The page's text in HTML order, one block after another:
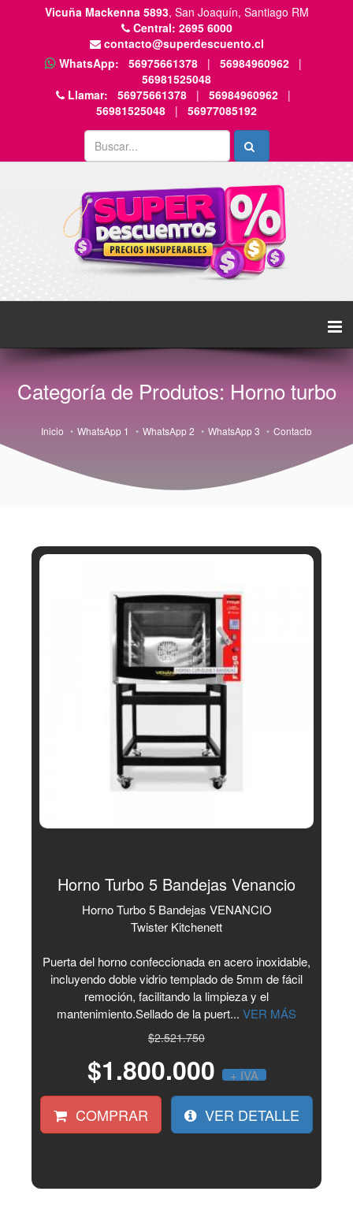
Vicuña Mackenna 5893, San Joaquín, Santiago RM
Central: 2695 6000
contacto@superdescuento.cl
WhatsApp:
56975661378 | 56984960962
|
56981525048
Llamar:
56975661378 | 56984960962
|
56981525048
| 56977085192
Categoría de Produtos: Horno turbo
Inicio WhatsApp 1 WhatsApp 2 WhatsApp 3 Contacto
Horno Turbo 5 Bandejas Venancio
Horno Turbo 5 Bandejas VENANCIO
Twister Kitchenett
Puerta del horno confeccionada en acero inoxidable,
incluyendo doble vidrio templado de 5mm de fácil
remoción, facilitando la limpieza y el
mantenimiento.Sellado de la puert... VER MÁS
$2.521.750
$1.800.000 + IVA
COMPRAR VER DETALLE